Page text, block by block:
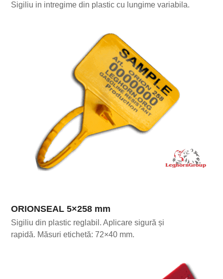
Sigiliu in intregime din plastic cu lungime variabila.
ORIONSEAL 5×258 mm
Sigiliu din plastic reglabil. Aplicare sigură și
rapidă. Măsuri etichetă: 72×40 mm.